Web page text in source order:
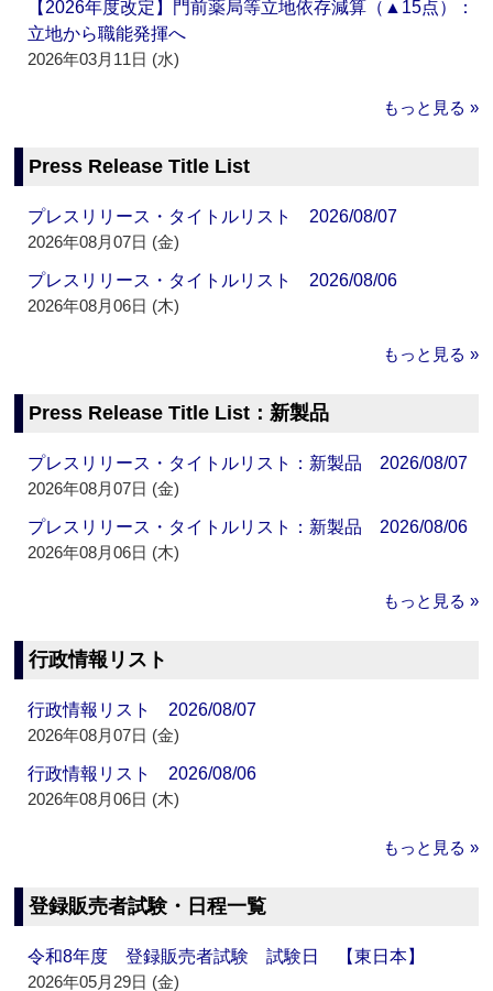
【2026年度改定】門前薬局等立地依存減算（▲15点）：
立地から職能発揮へ
2026年03月11日 (水)
もっと見る »
Press Release Title List
プレスリリース・タイトルリスト 2026/08/07
2026年08月07日 (金)
プレスリリース・タイトルリスト 2026/08/06
2026年08月06日 (木)
もっと見る »
Press Release Title List：新製品
プレスリリース・タイトルリスト：新製品 2026/08/07
2026年08月07日 (金)
プレスリリース・タイトルリスト：新製品 2026/08/06
2026年08月06日 (木)
もっと見る »
行政情報リスト
行政情報リスト 2026/08/07
2026年08月07日 (金)
行政情報リスト 2026/08/06
2026年08月06日 (木)
もっと見る »
登録販売者試験・日程一覧
令和8年度 登録販売者試験 試験日 【東日本】
2026年05月29日 (金)